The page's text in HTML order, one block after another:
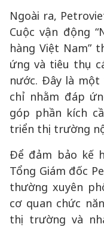
Ngoài ra,
Cuộc vận động
hàng Việt Nam”
ứng và tiêu thụ
nước. Đây là
chỉ nhằm đáp
góp phần kích
triển thị trường
Để đảm bảo kế
Tổng Giám đốc
thường xuyên
cơ quan chức
thị trường và